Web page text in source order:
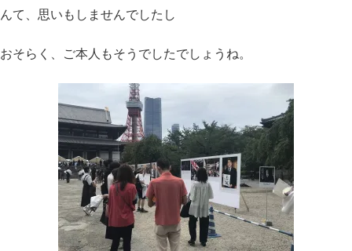
んて、思いもしませんでしたし
おそらく、ご本人もそうでしたでしょうね。